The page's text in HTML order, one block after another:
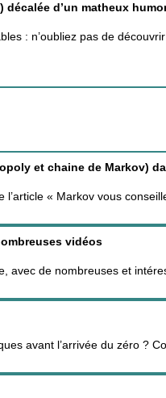
décalée d’un matheux
: n’oubliez pas de
et chaine de Markov)
l’article « Markov vous
vidéos
avec de nombreuses et
avant l’arrivée du zéro ?